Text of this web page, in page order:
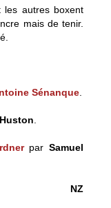
les autres boxent
mais de tenir.
Sénanque
par Samuel
NZ